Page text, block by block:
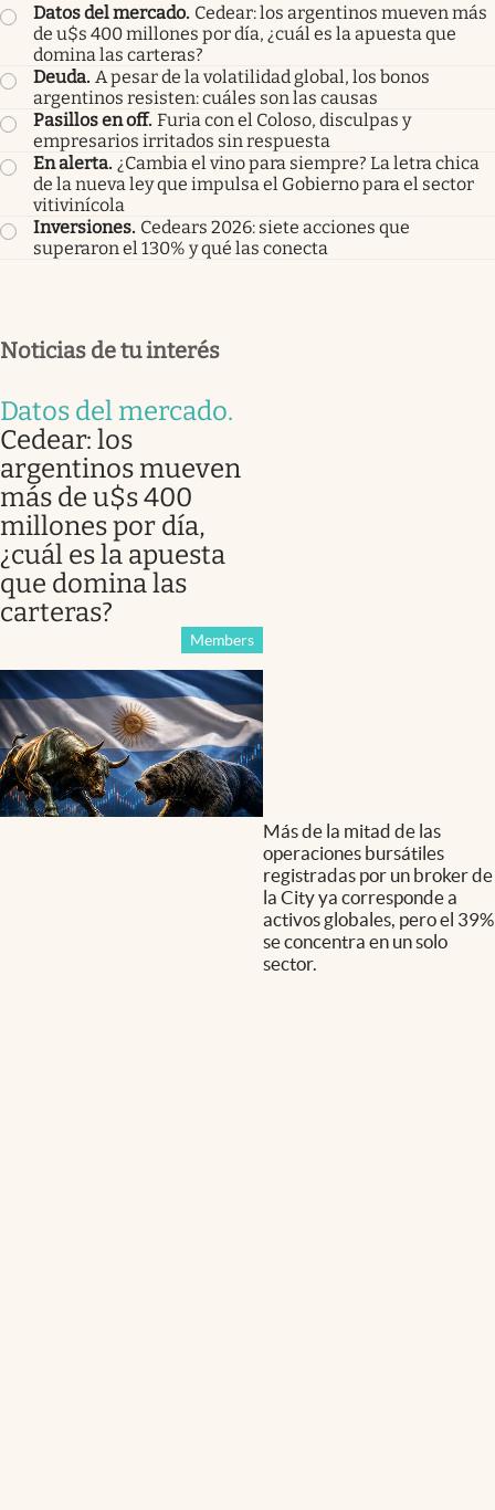
Datos del mercado. Cedear: los argentinos mueven más
de u$s 400 millones por día, ¿cuál es la apuesta que
domina las carteras?
Deuda. A pesar de la volatilidad global, los bonos
argentinos resisten: cuáles son las causas
Pasillos en off. Furia con el Coloso, disculpas y
empresarios irritados sin respuesta
En alerta. ¿Cambia el vino para siempre? La letra chica
de la nueva ley que impulsa el Gobierno para el sector
vitivinícola
Inversiones. Cedears 2026: siete acciones que
superaron el 130% y qué las conecta
Noticias de tu interés
Datos del mercado.
Cedear: los
argentinos mueven
más de u$s 400
millones por día,
¿cuál es la apuesta
que domina las
carteras?
Members
Más de la mitad de las
operaciones bursátiles
registradas por un broker de
la City ya corresponde a
activos globales, pero el 39%
se concentra en un solo
sector.